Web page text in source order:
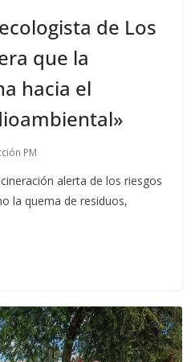
de Los
que la
hacia el
PM
alerta de los riesgos
la quema de residuos,